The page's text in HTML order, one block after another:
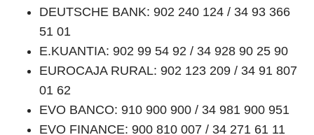
DEUTSCHE BANK: 902 240 124 / 34 93 366
51 01
E.KUANTIA: 902 99 54 92 / 34 928 90 25 90
EUROCAJA RURAL: 902 123 209 / 34 91 807
01 62
EVO BANCO: 910 900 900 / 34 981 900 951
EVO FINANCE: 900 810 007 / 34 271 61 11